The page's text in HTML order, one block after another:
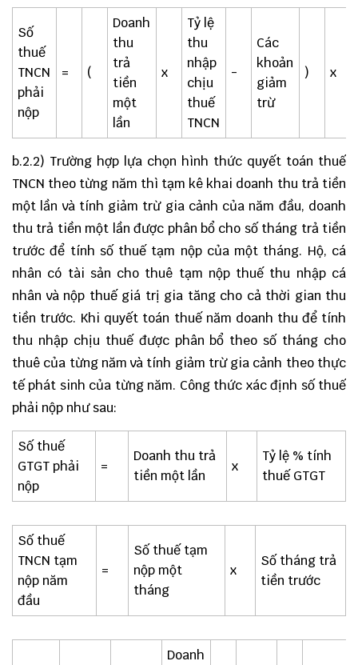
Số
thuế
TNCN
phải
nộp
= (
Doanh
thu
trả
tiền
một
lần
x
Tỷ lệ
thu
nhập
chịu
thuế
TNCN
-
Các
khoản
giảm
trừ
) x
b.2.2) Trường hợp lựa chọn hình thức quyết toán thuế
TNCN theo từng năm thì tạm kê khai doanh thu trả tiền
một lần và tính giảm trừ gia cảnh của năm đầu, doanh
thu trả tiền một lần được phân bổ cho số tháng trả tiền
trước để tính số thuế tạm nộp của một tháng. Hộ, cá
nhân có tài sản cho thuê tạm nộp thuế thu nhập cá
nhân và nộp thuế giá trị gia tăng cho cả thời gian thu
tiền trước. Khi quyết toán thuế năm doanh thu để tính
thu nhập chịu thuế được phân bổ theo số tháng cho
thuê của từng năm và tính giảm trừ gia cảnh theo thực
tế phát sinh của từng năm. Công thức xác định số thuế
phải nộp như sau:
Số thuế
GTGT phải
nộp
=
Doanh thu trả
tiền một lần
x
Tỷ lệ % tính
thuế GTGT
Số thuế
TNCN tạm
nộp năm
đầu
=
Số thuế tạm
nộp một
tháng
x
Số tháng trả
tiền trước
Doanh